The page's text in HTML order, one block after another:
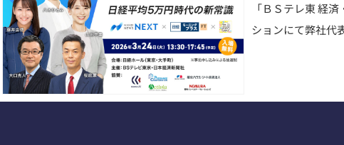
「ＢＳテレ東 経
ションにて弊社代